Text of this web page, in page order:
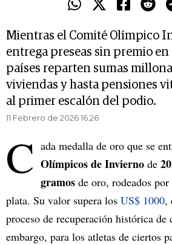
Mientras el Comité Olímpico
entrega preseas sin premio
países reparten sumas
viviendas y hasta pensiones
al primer escalón del podio.
11 Febrero de 2026 16.26
C ada medalla de oro que se
Olímpicos de Invierno de
gramos de oro, rodeados por
plata. Su valor supera los US$ 1000,
proceso de recuperación histórica de
embargo, para los atletas de ciertos